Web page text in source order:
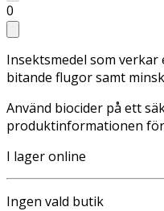
0
Insektsmedel som
bitande flugor samt
Använd biocider på ett
produktinformationen
I lager online
Ingen vald butik